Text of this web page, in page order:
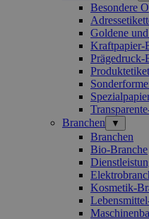
Besondere
Goldene
Kraftpapier-
Prägedruck-
Branchen
▼
Branchen
Bio-Branche
Kosmetik-